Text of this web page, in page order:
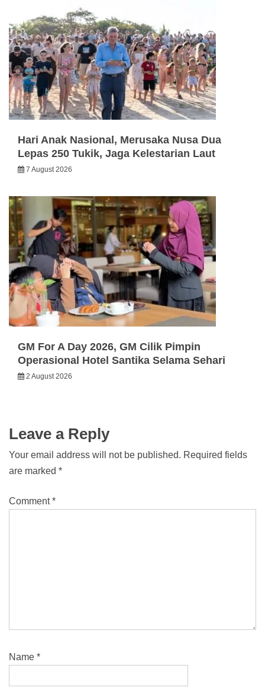
Hari Anak Nasional, Merusaka Nusa Dua
Lepas 250 Tukik, Jaga Kelestarian Laut
7 August 2026
GM For A Day 2026, GM Cilik Pimpin
Operasional Hotel Santika Selama Sehari
2 August 2026
Leave a Reply
Your email address will not be published. Required fields
are marked *
Comment*
Name *